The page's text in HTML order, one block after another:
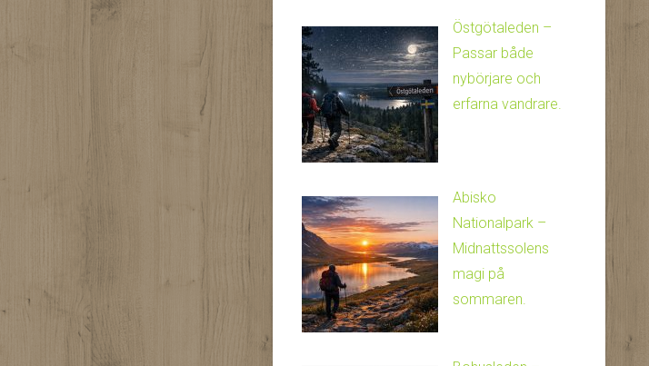
Östgötaleden –
Passar både
nybörjare och
erfarna vandrare.
Abisko
Nationalpark –
Midnattssolens
magi på
sommaren.